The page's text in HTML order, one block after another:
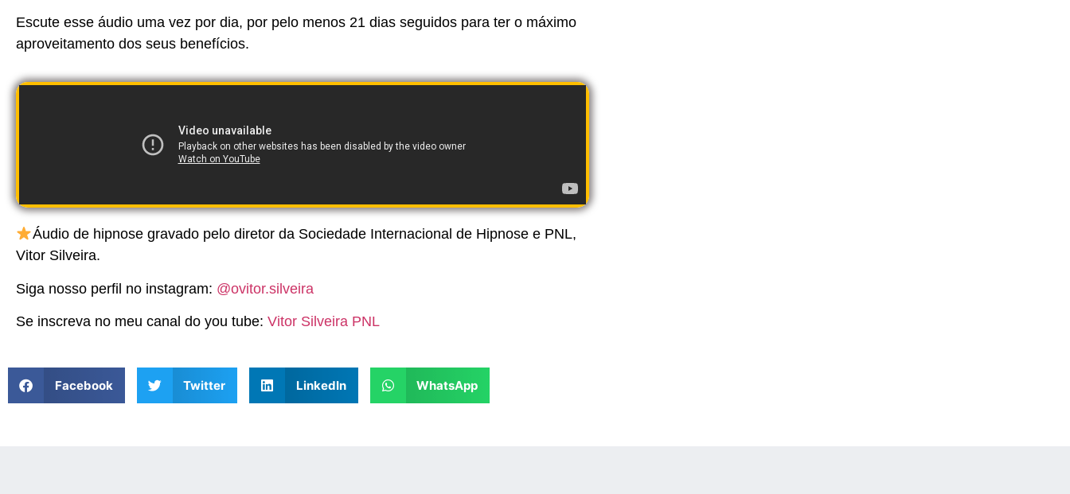
Escute esse áudio uma vez por dia, por pelo menos 21 dias seguidos para ter o máximo
aproveitamento dos seus benefícios.
Áudio de hipnose gravado pelo diretor da Sociedade Internacional de Hipnose e PNL,
Vitor Silveira.
Siga nosso perfil no instagram: @ovitor.silveira
Se inscreva no meu canal do you tube: Vitor Silveira PNL
Facebook Twitter LinkedIn WhatsApp